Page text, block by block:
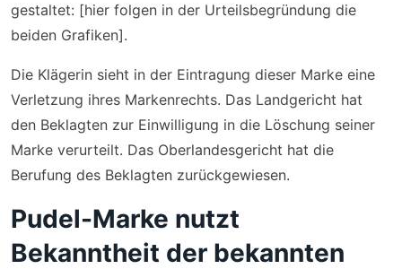
gestaltet: [hier folgen in der Urteilsbegründung die
beiden Grafiken].
Die Klägerin sieht in der Eintragung dieser Marke eine
Verletzung ihres Markenrechts. Das Landgericht hat
den Beklagten zur Einwilligung in die Löschung seiner
Marke verurteilt. Das Oberlandesgericht hat die
Berufung des Beklagten zurückgewiesen.
Pudel-Marke nutzt
Bekanntheit der bekannten